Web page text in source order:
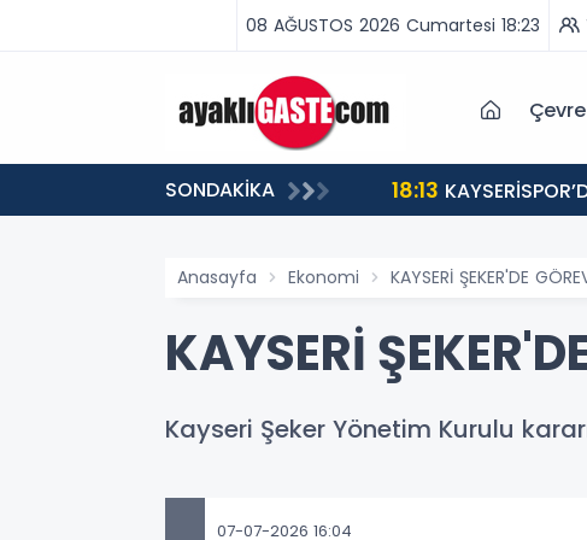
08 AĞUSTOS 2026 Cumartesi 18:23
Çevre
SONDAKİKA
VAR, MÜCADELE VAR!” 18:13
Anasayfa Ekonomi KAYSERİ ŞEKER'DE
KAYSERİ
Kayseri Şeker Yönetim Kurulu
07-07-2026 16:04